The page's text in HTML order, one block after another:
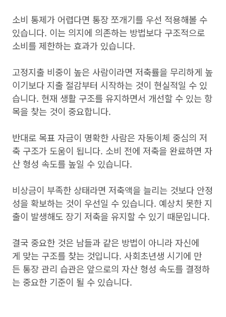
소비 통제가 어렵다면 통장 쪼개기를 우선 적용해볼 수
있습니다. 이는 의지에 의존하는 방법보다 구조적으로
소비를 제한하는 효과가 있습니다.
고정지출 비중이 높은 사람이라면 저축률을 무리하게 높
이기보다 지출 절감부터 시작하는 것이 현실적일 수 있
습니다. 현재 생활 구조를 유지하면서 개선할 수 있는 항
목을 찾는 것이 중요합니다.
반대로 목표 자금이 명확한 사람은 자동이체 중심의 저
축 구조가 도움이 됩니다. 소비 전에 저축을 완료하면 자
산 형성 속도를 높일 수 있습니다.
비상금이 부족한 상태라면 저축액을 늘리는 것보다 안정
성을 확보하는 것이 우선일 수 있습니다. 예상치 못한 지
출이 발생해도 장기 저축을 유지할 수 있기 때문입니다.
결국 중요한 것은 남들과 같은 방법이 아니라 자신에
게 맞는 구조를 찾는 것입니다. 사회초년생 시기에 만
든 통장 관리 습관은 앞으로의 자산 형성 속도를 결정하
는 중요한 기준이 될 수 있습니다.